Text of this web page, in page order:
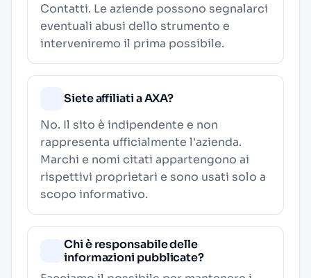
Contatti. Le aziende possono segnalarci
eventuali abusi dello strumento e
interveniremo il prima possibile.
Siete affiliati a AXA?
No. Il sito è indipendente e non
rappresenta ufficialmente l'azienda.
Marchi e nomi citati appartengono ai
rispettivi proprietari e sono usati solo a
scopo informativo.
Chi è responsabile delle
informazioni pubblicate?